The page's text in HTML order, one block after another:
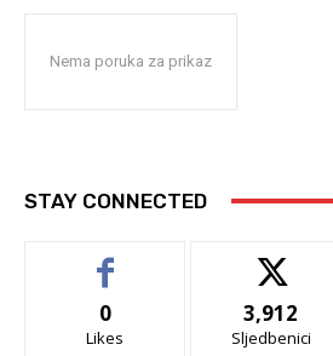
Nema poruka za prikaz
STAY CONNECTED
0
Likes
3,912
Sljedbenici